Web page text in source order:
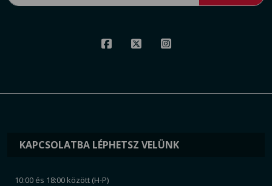
KAPCSOLATBA LÉPHETSZ VELÜNK
10:00 és 18:00 között (H-P)